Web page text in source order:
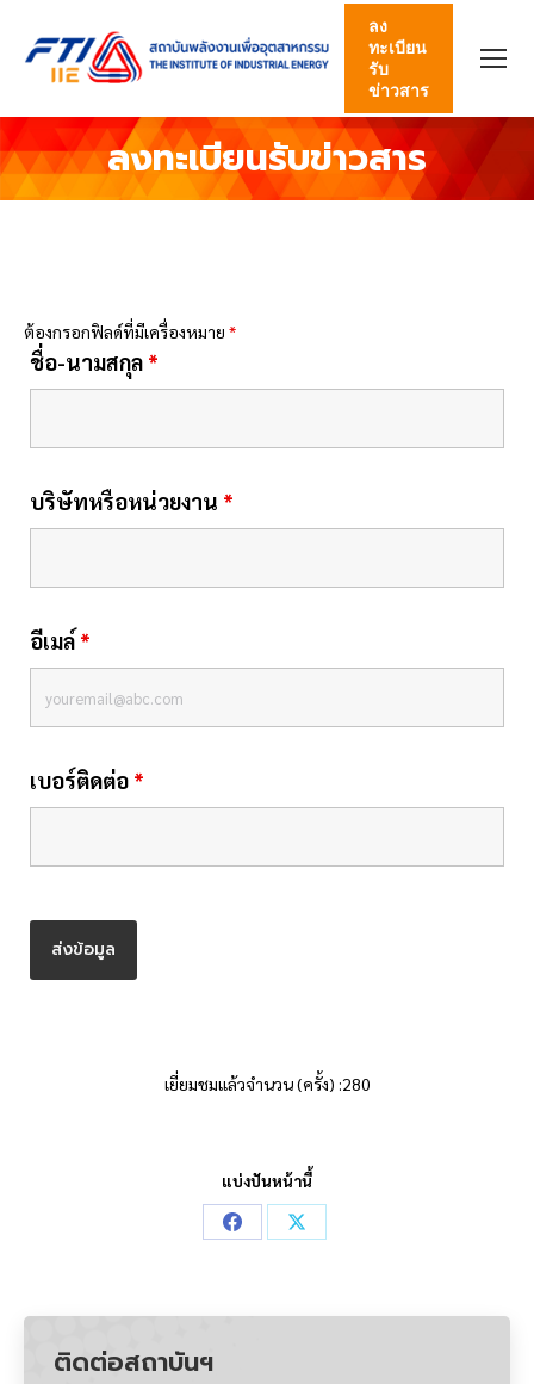
ลง
ทะเบียน
รับ
ข่าวสาร
ลงทะเบียนรับข่าวสาร
ต้องกรอกฟิลด์ที่มีเครื่องหมาย *
ชื่อ-นามสกุล *
บริษัทหรือหน่วยงาน *
อีเมล์ *
เบอร์ติดต่อ *
เยี่ยมชมแล้วจำนวน (ครั้ง) :280
แบ่งปันหน้านี้
Share
Share
ติดต่อสถาบันฯ